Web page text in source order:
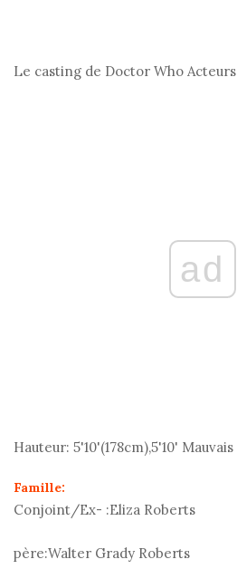
Le casting de Doctor Who Acteurs
ad
Hauteur: 5'10'(178cm),5'10' Mauvais
Famille:
Conjoint/Ex- :Eliza Roberts
père:Walter Grady Roberts